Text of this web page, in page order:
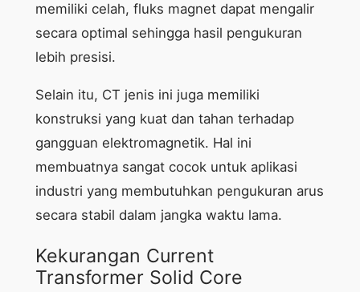
memiliki celah, fluks magnet dapat mengalir
secara optimal sehingga hasil pengukuran
lebih presisi.
Selain itu, CT jenis ini juga memiliki
konstruksi yang kuat dan tahan terhadap
gangguan elektromagnetik. Hal ini
membuatnya sangat cocok untuk aplikasi
industri yang membutuhkan pengukuran arus
secara stabil dalam jangka waktu lama.
Kekurangan Current
Transformer Solid Core